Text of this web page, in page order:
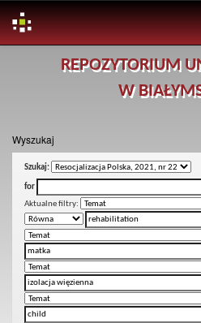
REPOZYTORIUM
W
Wyszukaj
Szukaj:
for
Aktualne filtry: